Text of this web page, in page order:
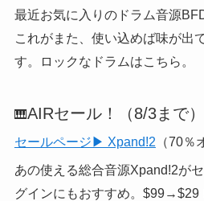
最近お気に入りのドラム音源
これがまた、使い込めば味が出
す。ロックなドラムはこちら。
🎹AIRセール！（8/3まで）
セールページ▶ Xpand!2 （70％
あの使える総合音源Xpand!2が
グインにもおすすめ。$99→$29